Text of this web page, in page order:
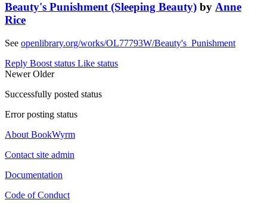
Beauty's Punishment (Sleeping Beauty) by Anne
Rice
See openlibrary.org/works/OL77793W/Beauty's_Punishment
Reply Boost status Like status
NewerOlder
Successfully posted status
Error posting status
About BookWyrm
Contact site admin
Documentation
Code of Conduct